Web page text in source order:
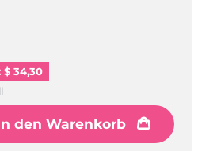
$ 34,30
den Warenkorb